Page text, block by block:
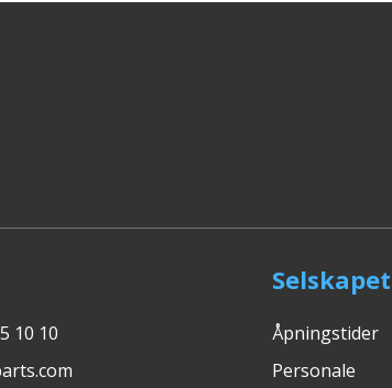
10 10
Selskapet
Åpningstider
Personale